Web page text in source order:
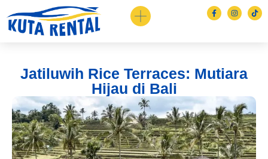
Jatiluwih Rice Terraces: Mutiara
Hijau di Bali